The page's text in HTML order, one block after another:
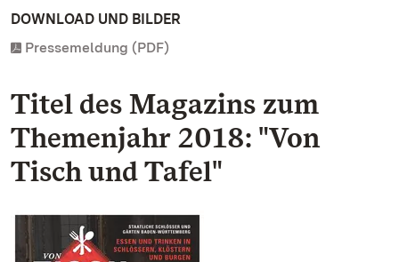
DOWNLOAD UND BILDER
Pressemeldung (PDF)
Titel des Magazins zum
Themenjahr 2018: "Von
Tisch und Tafel"